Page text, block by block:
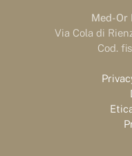
Med-Or
Via Cola di
Cod.